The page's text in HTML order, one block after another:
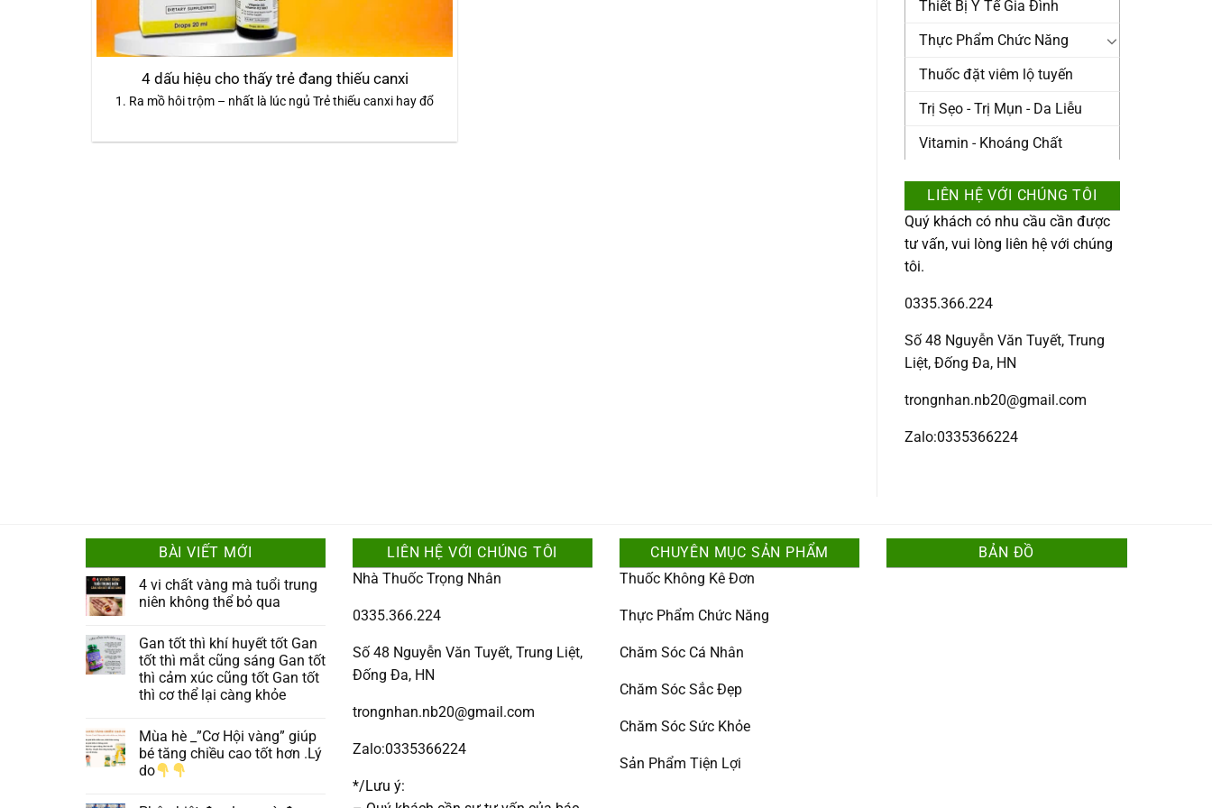
4 dấu hiệu cho thấy trẻ đang thiếu canxi
1. Ra mồ hôi trộm – nhất là lúc ngủ Trẻ thiếu canxi hay đổ
Thiết Bị Y Tế Gia Đình
Thực Phẩm Chức Năng
Thuốc đặt viêm lộ tuyến
Trị Sẹo - Trị Mụn - Da Liễu
Vitamin - Khoáng Chất
LIÊN HỆ VỚI CHÚNG TÔI
Quý khách có nhu cầu cần được
tư vấn, vui lòng liên hệ với chúng
tôi.
0335.366.224
Số 48 Nguyễn Văn Tuyết, Trung
Liệt, Đống Đa, HN
trongnhan.nb20@gmail.com
Zalo:0335366224
BÀI VIẾT MỚI
4 vi chất vàng mà tuổi trung
niên không thể bỏ qua
Gan tốt thì khí huyết tốt Gan
tốt thì mắt cũng sáng Gan tốt
thì cảm xúc cũng tốt Gan tốt
thì cơ thể lại càng khỏe
Mùa hè _”Cơ Hội vàng” giúp
bé tăng chiều cao tốt hơn .Lý
do
LIÊN HỆ VỚI CHÚNG TÔI
Nhà Thuốc Trọng Nhân
0335.366.224
Số 48 Nguyễn Văn Tuyết, Trung Liệt,
Đống Đa, HN
trongnhan.nb20@gmail.com
Zalo:0335366224
*/Lưu ý:
CHUYÊN MỤC SẢN PHẨM
Thuốc Không Kê Đơn
Thực Phẩm Chức Năng
Chăm Sóc Cá Nhân
Chăm Sóc Sắc Đẹp
Chăm Sóc Sức Khỏe
Sản Phẩm Tiện Lợi
BẢN ĐỒ